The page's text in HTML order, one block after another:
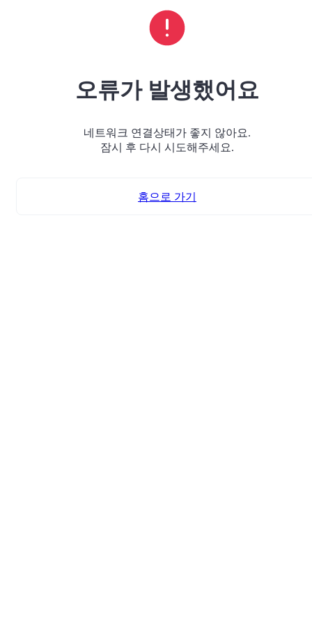
오류가 발생했어요
네트워크 연결상태가 좋지 않아요.
잠시 후 다시 시도해주세요.
홈으로 가기